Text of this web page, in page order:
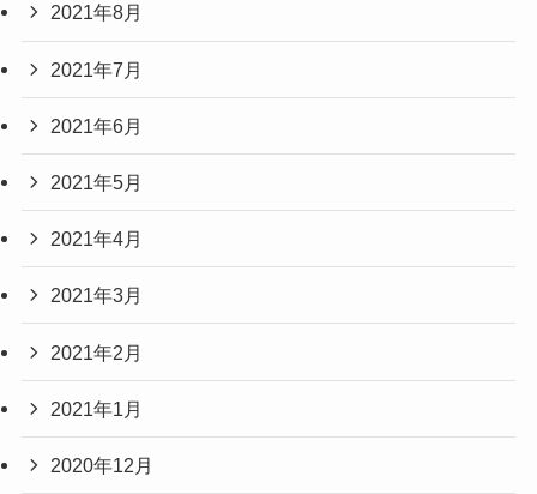
2021年8月
2021年7月
2021年6月
2021年5月
2021年4月
2021年3月
2021年2月
2021年1月
2020年12月